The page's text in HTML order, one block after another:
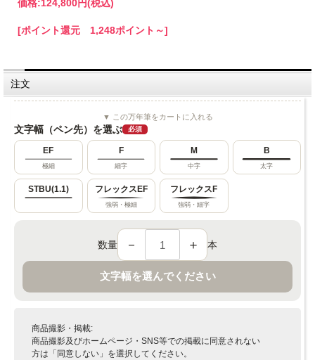
価格:124,800円(税込)
[ポイント還元 1,248ポイント～]
注文
▼ この万年筆をカートに入れる
文字幅（ペン先）を選ぶ 必須
EF
極細
F
細字
M
中字
B
太字
STBU(1.1) フレックスEF
強弱・極細
フレックスF
強弱・細字
数量 － ＋ 本
文字幅を選んでください
商品撮影・掲載:
商品撮影及びホームページ・SNS等での掲載に同意されない
方は「同意しない」を選択してください。